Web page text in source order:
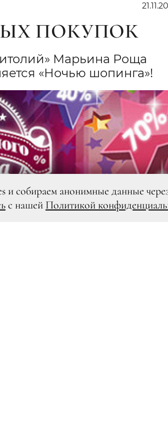
ПОКУПОК
Марьина Роща
«Ночью шопинга»!
собираем анонимные данные
с нашей Политикой